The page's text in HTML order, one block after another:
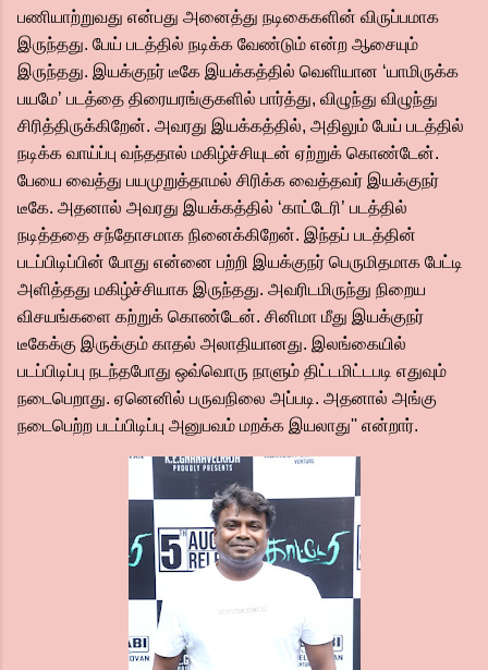
பணியாற்றுவது என்பது அனைத்து நடிகைகளின் விருப்பமாக
இருந்தது. பேய் படத்தில் நடிக்க வேண்டும் என்ற ஆசையும்
இருந்தது. இயக்குநர் டீகே இயக்கத்தில் வெளியான ‘யாமிருக்க
பயமே’ படத்தை திரையரங்குகளில் பார்த்து, விழுந்து விழுந்து
சிரித்திருக்கிறேன். அவரது இயக்கத்தில், அதிலும் பேய் படத்தில்
நடிக்க வாய்ப்பு வந்ததால் மகிழ்ச்சியுடன் ஏற்றுக் கொண்டேன்.
பேயை வைத்து பயமுறுத்தாமல் சிரிக்க வைத்தவர் இயக்குநர்
டீகே. அதனால் அவரது இயக்கத்தில் ‘காட்டேரி’ படத்தில்
நடித்ததை சந்தோசமாக நினைக்கிறேன். இந்தப் படத்தின்
படப்பிடிப்பின் போது என்னை பற்றி இயக்குநர் பெருமிதமாக பேட்டி
அளித்தது மகிழ்ச்சியாக இருந்தது. அவரிடமிருந்து நிறைய
விசயங்களை கற்றுக் கொண்டேன். சினிமா மீது இயக்குநர்
டீகேக்கு இருக்கும் காதல் அலாதியானது. இலங்கையில்
படப்பிடிப்பு நடந்தபோது ஒவ்வொரு நாளும் திட்டமிட்டபடி எதுவும்
நடைபெறாது. ஏனெனில் பருவநிலை அப்படி. அதனால் அங்கு
நடைபெற்ற படப்பிடிப்பு அனுபவம் மறக்க இயலாது'' என்றார்.